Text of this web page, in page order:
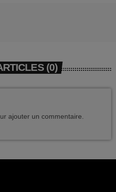
(0)
ajouter un commentaire.